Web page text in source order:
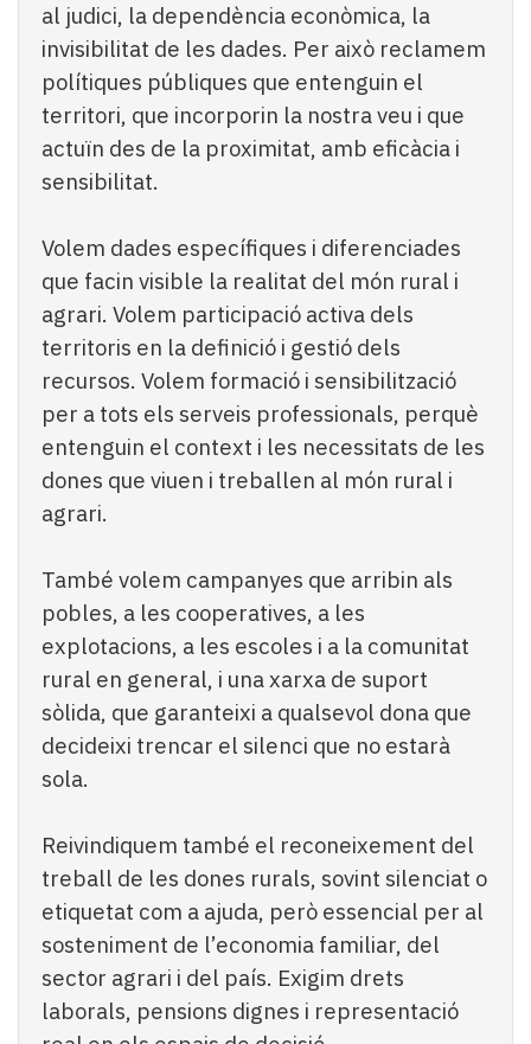
al judici, la dependència econòmica, la
invisibilitat de les dades. Per això reclamem
polítiques públiques que entenguin el
territori, que incorporin la nostra veu i que
actuïn des de la proximitat, amb eficàcia i
sensibilitat.
Volem dades específiques i diferenciades
que facin visible la realitat del món rural i
agrari. Volem participació activa dels
territoris en la definició i gestió dels
recursos. Volem formació i sensibilització
per a tots els serveis professionals, perquè
entenguin el context i les necessitats de les
dones que viuen i treballen al món rural i
agrari.
També volem campanyes que arribin als
pobles, a les cooperatives, a les
explotacions, a les escoles i a la comunitat
rural en general, i una xarxa de suport
sòlida, que garanteixi a qualsevol dona que
decideixi trencar el silenci que no estarà
sola.
Reivindiquem també el reconeixement del
treball de les dones rurals, sovint silenciat o
etiquetat com a ajuda, però essencial per al
sosteniment de l’economia familiar, del
sector agrari i del país. Exigim drets
laborals, pensions dignes i representació